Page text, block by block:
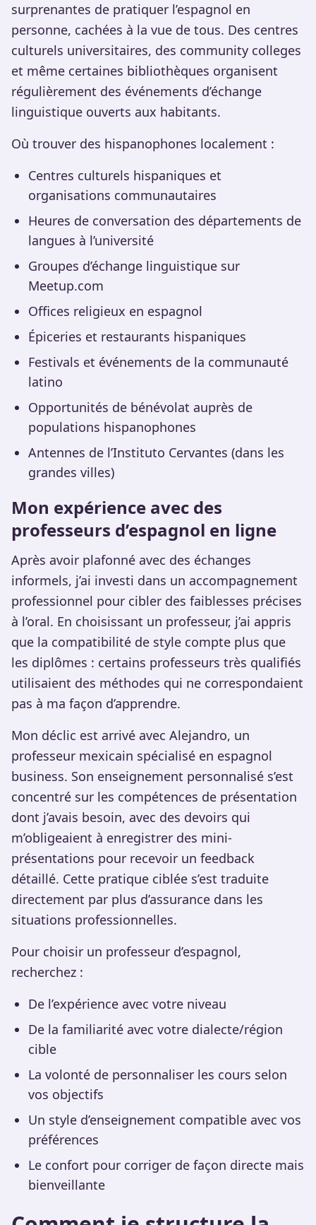
surprenantes de pratiquer l’espagnol en
personne, cachées à la vue de tous. Des centres
culturels universitaires, des community colleges
et même certaines bibliothèques organisent
régulièrement des événements d’échange
linguistique ouverts aux habitants.
Où trouver des hispanophones localement :
Centres culturels hispaniques et
organisations communautaires
Heures de conversation des départements de
langues à l’université
Groupes d’échange linguistique sur
Meetup.com
Offices religieux en espagnol
Épiceries et restaurants hispaniques
Festivals et événements de la communauté
latino
Opportunités de bénévolat auprès de
populations hispanophones
Antennes de l’Instituto Cervantes (dans les
grandes villes)
Mon expérience avec des
professeurs d’espagnol en ligne
Après avoir plafonné avec des échanges
informels, j’ai investi dans un accompagnement
professionnel pour cibler des faiblesses précises
à l’oral. En choisissant un professeur, j’ai appris
que la compatibilité de style compte plus que
les diplômes : certains professeurs très qualifiés
utilisaient des méthodes qui ne correspondaient
pas à ma façon d’apprendre.
Mon déclic est arrivé avec Alejandro, un
professeur mexicain spécialisé en espagnol
business. Son enseignement personnalisé s’est
concentré sur les compétences de présentation
dont j’avais besoin, avec des devoirs qui
m’obligeaient à enregistrer des mini-
présentations pour recevoir un feedback
détaillé. Cette pratique ciblée s’est traduite
directement par plus d’assurance dans les
situations professionnelles.
Pour choisir un professeur d’espagnol,
recherchez :
De l’expérience avec votre niveau
De la familiarité avec votre dialecte/région
cible
La volonté de personnaliser les cours selon
vos objectifs
Un style d’enseignement compatible avec vos
préférences
Le confort pour corriger de façon directe mais
bienveillante